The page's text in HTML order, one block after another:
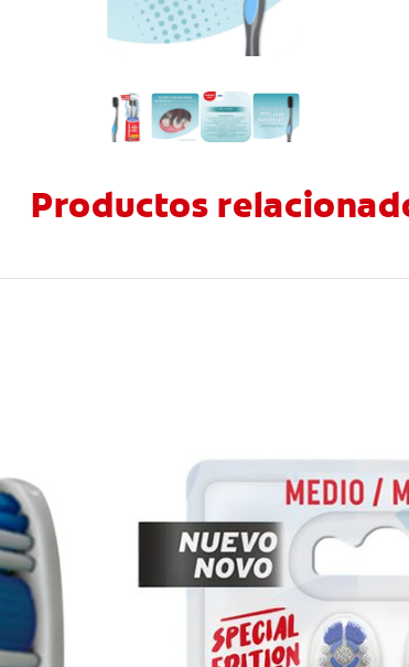
Productos